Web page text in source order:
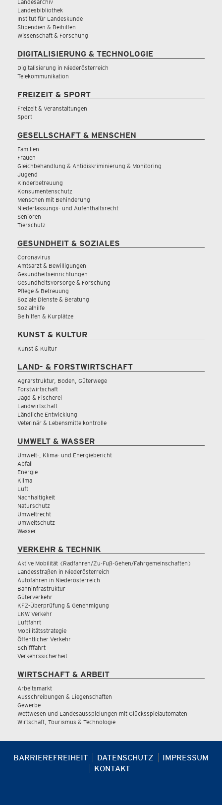
Landesarchiv
Landesbibliothek
Institut für Landeskunde
Stipendien & Beihilfen
Wissenschaft & Forschung
DIGITALISIERUNG & TECHNOLOGIE
Digitalisierung in Niederösterreich
Telekommunikation
FREIZEIT & SPORT
Freizeit & Veranstaltungen
Sport
GESELLSCHAFT & MENSCHEN
Familien
Frauen
Gleichbehandlung & Antidiskriminierung & Monitoring
Jugend
Kinderbetreuung
Konsumentenschutz
Menschen mit Behinderung
Niederlassungs- und Aufenthaltsrecht
Senioren
Tierschutz
GESUNDHEIT & SOZIALES
Coronavirus
Amtsarzt & Bewilligungen
Gesundheitseinrichtungen
Gesundheitsvorsorge & Forschung
Pflege & Betreuung
Soziale Dienste & Beratung
Sozialhilfe
Beihilfen & Kurplätze
KUNST & KULTUR
Kunst & Kultur
LAND- & FORSTWIRTSCHAFT
Agrarstruktur, Boden, Güterwege
Forstwirtschaft
Jagd & Fischerei
Landwirtschaft
Ländliche Entwicklung
Veterinär & Lebensmittelkontrolle
UMWELT & WASSER
Umwelt-, Klima- und Energiebericht
Abfall
Energie
Klima
Luft
Nachhaltigkeit
Naturschutz
Umweltrecht
Umweltschutz
Wasser
VERKEHR & TECHNIK
Aktive Mobilität (Radfahren/Zu-Fuß-Gehen/Fahrgemeinschaften)
Landesstraßen in Niederösterreich
Autofahren in Niederösterreich
Bahninfrastruktur
Güterverkehr
KFZ-Überprüfung & Genehmigung
LKW Verkehr
Luftfahrt
Mobilitätsstrategie
Öffentlicher Verkehr
Schifffahrt
Verkehrssicherheit
WIRTSCHAFT & ARBEIT
Arbeitsmarkt
Ausschreibungen & Liegenschaften
Gewerbe
Wettwesen und Landesausspielungen mit Glücksspielautomaten
Wirtschaft, Tourismus & Technologie
BARRIEREFREIHEIT DATENSCHUTZ
IMPRESSUM
KONTAKT